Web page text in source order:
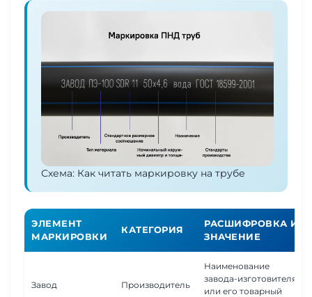
Схема: Как читать маркировку на трубе
ЭЛЕМЕНТ
МАРКИРОВКИ
КАТЕГОРИЯ
РАСШИФРОВКА И
ЗНАЧЕНИЕ
Завод Производитель
Наименование
завода-изготовителя
или его товарный